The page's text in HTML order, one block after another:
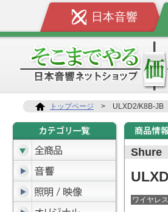
日本音響
トップページ > ULXD2/K8B-JB
Shure
ワイヤレ